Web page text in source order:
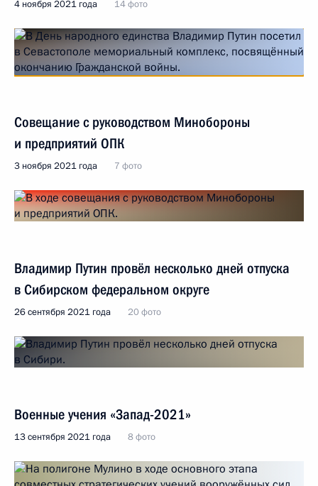
4 ноября 2021 года 14 фото
Совещание с руководством Минобороны
и предприятий ОПК
3 ноября 2021 года 7 фото
Владимир Путин провёл несколько дней отпуска
в Сибирском федеральном округе
26 сентября 2021 года 20 фото
Военные учения «Запад-2021»
13 сентября 2021 года 8 фото